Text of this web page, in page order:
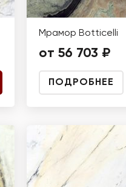
Мрамор Botticelli
от 56 703 ₽
ПОДРОБНЕЕ